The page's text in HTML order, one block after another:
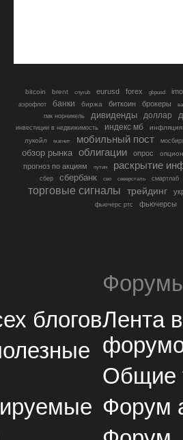
bitcoin brent cnyrub eurusd forex gbpusd
аэрофлот банки биржа биткоин брокеры
гмк норникель
дивиденды доллар
инвестиции в недвижимость индекс мб
инфляция
лукойл
магнит мобильный пост
обзор рынка облигации опрос
прогноз по акциям путин раскрытие
сбер сбербанк сво северсталь смартлаб
торговые сигналы трейдинг
фьючерс ртс фьючерсы
блоговЛента
Общие
Форум